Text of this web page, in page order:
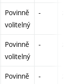
Povinně
volitelný
-
Povinně
volitelný
-
Povinně
-